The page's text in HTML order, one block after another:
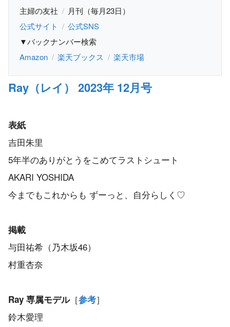
主婦の友社
月刊（毎月23日）
公式サイト
公式SNS
▼バックナンバー検索
Amazon
楽天ブックス 楽天市場
Ray（レイ） 2023年 12月号
表紙
吉田朱里
5年半のありがとうをこめてラストシュート
AKARI YOSHIDA
今までもこれからも ずーっと、自分らしく♡
掲載
与田祐希（乃木坂46）
村重杏奈
Ray 専属モデル［参考］
鈴木愛理